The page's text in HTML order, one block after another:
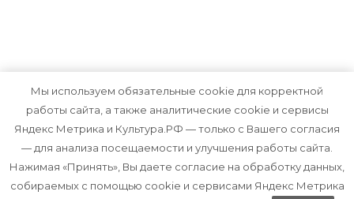
Политика конфиденциальности
и обработки персональных данных
Мы используем обязательные cookie для корректной
работы сайта, а также аналитические cookie и сервисы
Яндекс Метрика и Культура.РФ — только с Вашего согласия
— для анализа посещаемости и улучшения работы сайта.
Нажимая «Принять», Вы даете согласие на обработку данных,
собираемых с помощью cookie и сервисами Яндекс Метрика